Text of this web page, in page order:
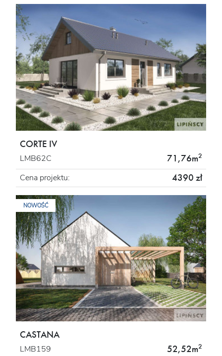
CORTE IV
LMB62C 71,76m2
Cena projektu: 4390 zł
NOWOŚĆ
CASTANA
LMB159 52,52m2